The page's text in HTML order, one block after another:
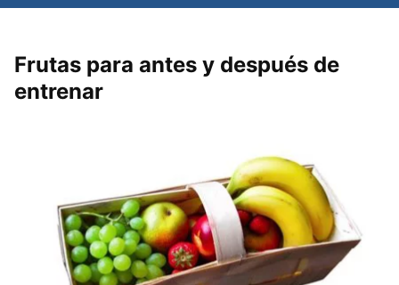
Frutas para antes y después de
entrenar